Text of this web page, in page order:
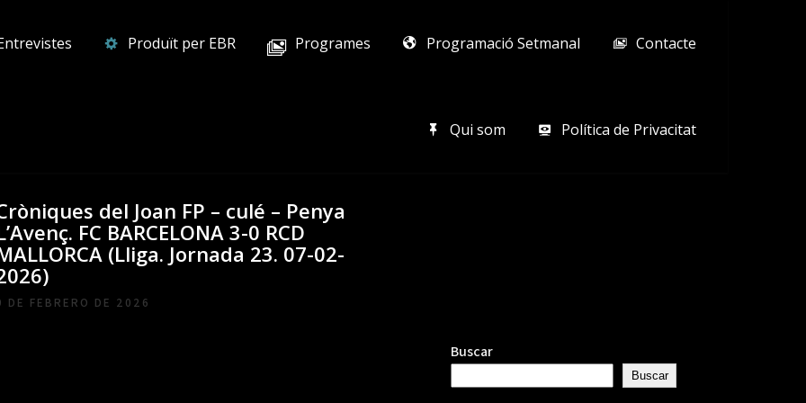
Produït per EBR Programes Programació Setmanal Contacte
Qui som Política de Privacitat
del Joan FP – culé – Penya
FC BARCELONA 3-0 RCD
(Lliga. Jornada 23. 07-02-
DE FEBRERO DE 2026
Buscar
Buscar